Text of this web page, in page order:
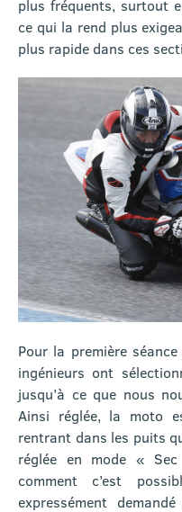
plus fréquents, surtout
ce qui la rend plus
plus rapide dans ces
Pour la première
ingénieurs ont
jusqu’à ce que nous
Ainsi réglée, la moto
rentrant dans les puits
réglée en mode «
comment c’est
expressément